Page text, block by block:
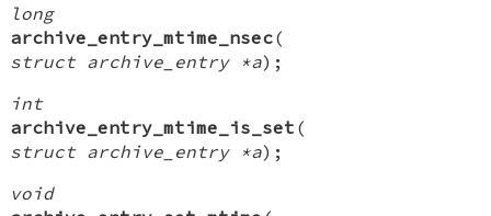
long
archive_entry_mtime_nsec(
struct archive_entry *a);
int
archive_entry_mtime_is_set (
struct archive_entry *a);
void